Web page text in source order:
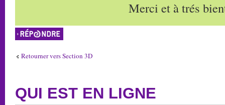
Merci et à trés
Répondre
Retourner vers Section 3D
QUI EST EN LIGNE